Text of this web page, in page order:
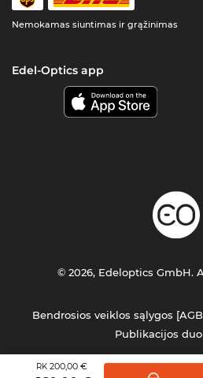
RK 200,00 €
Nemokamas siuntimas ir grąžinimas
Edel-Optics app
Bendrosios veiklos sąlygos
Publikacijos
© 2026, Edeloptics GmbH.